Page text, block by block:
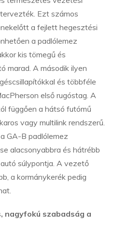
Ezt számos
a fejlett hegesztési
a padlólemez
kis tömegű és
marad. A második ilyen
és többféle
első rugóstag. A
függően a hátsó futómű
vagy multilink rendszerű.
GA-B padlólemez
alacsonyabbra és hátrébb
súlypontja. A vezető
a kormánykerék pedig
nagyfokú szabadság a